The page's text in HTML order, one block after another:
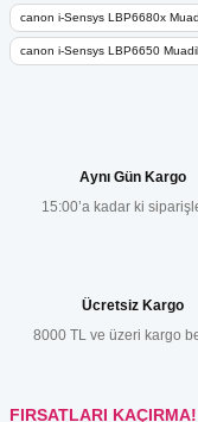
Ürün resmi kalitesiz,
Ürün
canon i-Sensys LBP6680x
canon i-Sensys LBP6650
Aynı Gün Kargo
15:00’a kadar ki
Ücretsiz Kargo
8000 TL ve üzeri kargo
FIRSATLARI KAÇIRMA!